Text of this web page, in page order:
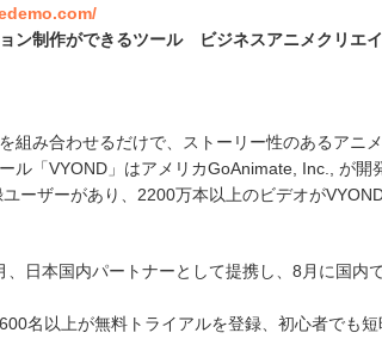
ョン制作ができるツール ビジネスアニメクリエ
組み合わせるだけで、ストーリー性のあるアニ
ル「VYOND」はアメリカGoAnimate, Inc., が開
ーザーがあり、2200万本以上のビデオが
、日本国内パートナーとして提携し、8月に国内
名以上が無料トライアルを登録、初心者でも